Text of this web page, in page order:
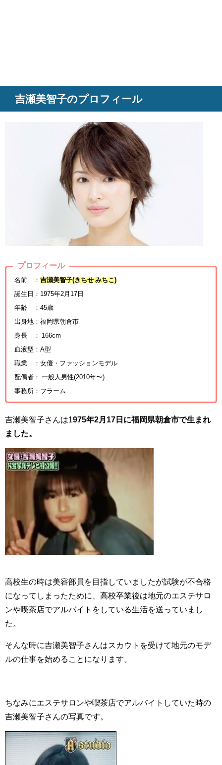
吉瀬美智子のプロフィール
プロフィール
名前 ： 吉瀬美智子(きちせ みちこ)
誕生日：1975年2月17日
年齢 ：45歳
出身地：福岡県朝倉市
身長 ： 166cm
血液型：A型
職業 ：女優・ファッションモデル
配偶者： 一般人男性(2010年〜)
事務所：フラーム
吉瀬美智子さんは1975年2月17日に福岡県朝倉市で生まれ
ました。
高校生の時は美容部員を目指していましたが試験が不合格
になってしまったために、高校卒業後は地元のエステサロ
ンや喫茶店でアルバイトをしている生活を送っていまし
た。
そんな時に吉瀬美智子さんはスカウトを受けて地元のモデ
ルの仕事を始めることになります。
ちなみにエステサロンや喫茶店でアルバイトしていた時の
吉瀬美智子さんの写真です。